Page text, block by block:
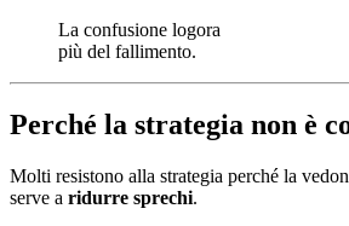
La confusione logora
più del fallimento.
Perché la strategia non è
Molti resistono alla strategia perché la
serve a ridurre sprechi.